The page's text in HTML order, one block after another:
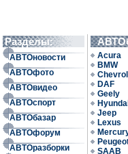
Разделы:
АВТОновости
АВТОфото
АВТОвидео
АВТОспорт
АВТОбазар
АВТОфорум
АВТОразборки
Acura
BMW
DAF
Geely
Jeep
Lexus
SAAB